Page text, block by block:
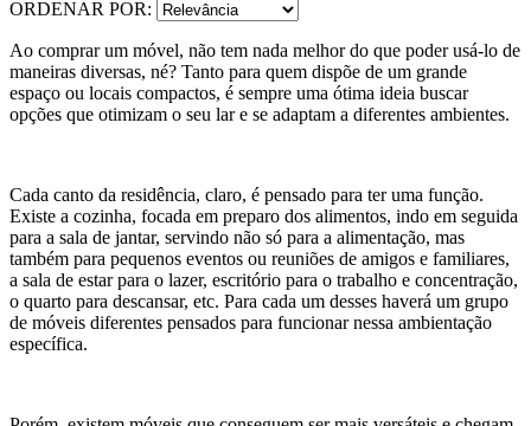
ORDENAR POR:
Ao comprar um móvel, não tem nada melhor do que poder usá-lo de
maneiras diversas, né? Tanto para quem dispõe de um grande
espaço ou locais compactos, é sempre uma ótima ideia buscar
opções que otimizam o seu lar e se adaptam a diferentes ambientes.
Cada canto da residência, claro, é pensado para ter uma função.
Existe a cozinha, focada em preparo dos alimentos, indo em seguida
para a sala de jantar, servindo não só para a alimentação, mas
também para pequenos eventos ou reuniões de amigos e familiares,
a sala de estar para o lazer, escritório para o trabalho e concentração,
o quarto para descansar, etc. Para cada um desses haverá um grupo
de móveis diferentes pensados para funcionar nessa ambientação
específica.